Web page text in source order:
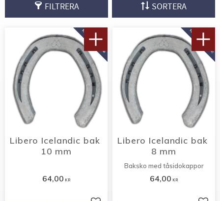
FILTRERA SORTERA
Libero Icelandic bak
10 mm
64,00 KR
KÖP 10 PAR FÅ 10%
Libero Icelandic bak
8 mm
Baksko med tåsidokappor
64,00 KR
KÖP 10 PAR FÅ 12%!